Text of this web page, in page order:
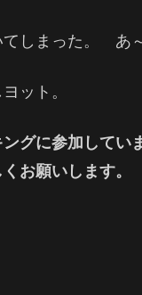
しまった。 あ～
ット。
グに参加して
お願いします。